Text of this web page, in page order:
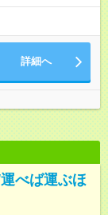
の勤務可能性有り ※
、帰社OKです
詳細へ
べば運ぶほ